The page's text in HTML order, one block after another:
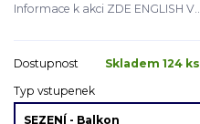
Informace k akci ZDE ENGLISH V...
Dostupnost
Skladem 124 ks
Typ vstupenek